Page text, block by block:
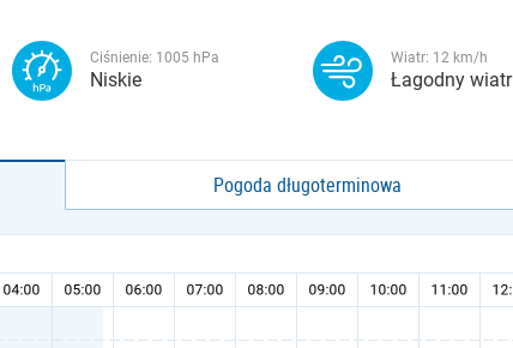
Ciśnienie: 1005 hPa
Niskie
Wiatr: 12 km/h
Łagodny wiatr
Pogoda długoterminowa